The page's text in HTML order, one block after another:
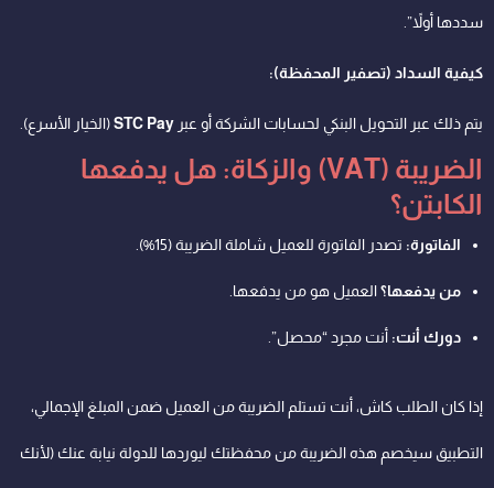
سددها أولاً”.
كيفية السداد (تصفير المحفظة):
يتم ذلك عبر التحويل البنكي لحسابات الشركة أو عبر STC Pay(الخيار الأسرع).
الضريبة (VAT) والزكاة: هل يدفعها
الكابتن؟
الفاتورة: تصدر الفاتورة للعميل شاملة الضريبة (15%).
من يدفعها؟العميل هو من يدفعها.
دورك أنت: أنت مجرد “محصل”.
إذا كان الطلب كاش، أنت تستلم الضريبة من العميل ضمن المبلغ الإجمالي،
التطبيق سيخصم هذه الضريبة من محفظتك ليوردها للدولة نيابة عنك (لأنك